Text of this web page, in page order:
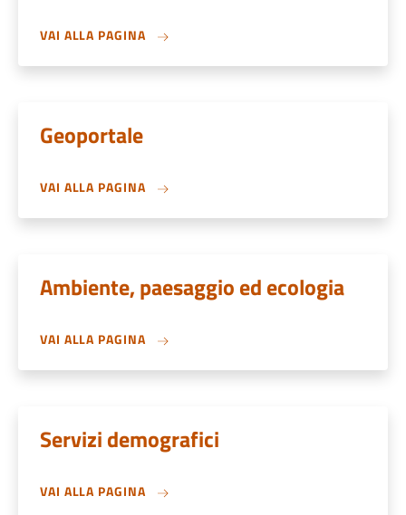
VAI ALLA PAGINA
Geoportale
VAI ALLA PAGINA
Ambiente, paesaggio ed ecologia
VAI ALLA PAGINA
Servizi demografici
VAI ALLA PAGINA